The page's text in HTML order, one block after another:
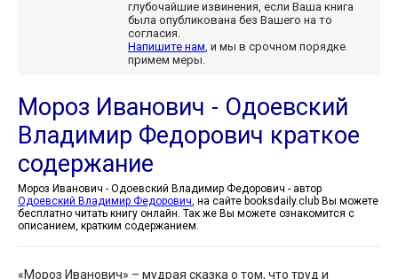
глубочайшие извинения, если Ваша книга
была опубликована без Вашего на то
согласия.
Напишите нам , и мы в срочном порядке
примем меры.
Мороз Иванович - Одоевский
Владимир Федорович краткое
содержание
Мороз Иванович - Одоевский Владимир Федорович - автор
Одоевский Владимир Федорович, на сайте booksdaily.club Вы можете
бесплатно читать книгу онлайн. Так же Вы можете ознакомится с
описанием, кратким содержанием.
«Мороз Иванович» – мудрая сказка о том, что труд и